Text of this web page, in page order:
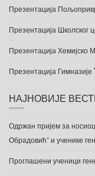
Презентација
Презентација Школског
Презентација Хемијско
Презентација
НАЈНОВИЈЕ
Одржан пријем за
Обрадовић“ и ученике
Проглашени ученици